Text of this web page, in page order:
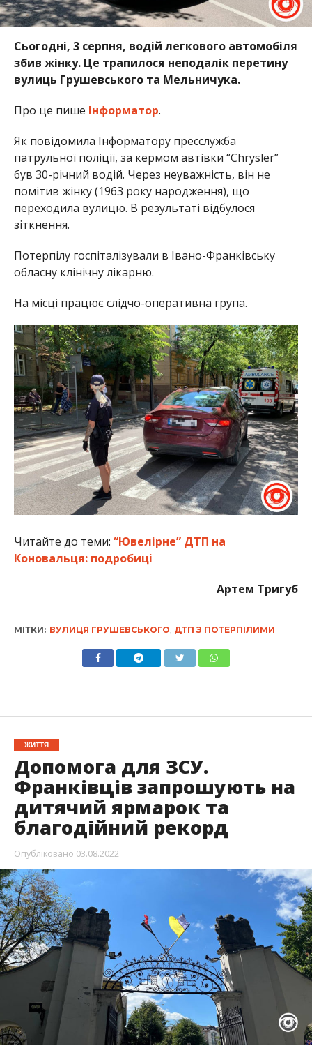
Сьогодні, 3 серпня, водій легкового автомобіля
збив жінку. Це трапилося неподалік перетину
вулиць Грушевського та Мельничука.
Про це пише Інформатор.
Як повідомила Інформатору пресслужба
патрульної поліції, за кермом автівки “Chrysler”
був 30-річний водій. Через неуважність, він не
помітив жінку (1963 року народження), що
переходила вулицю. В результаті відбулося
зіткнення.
Потерпілу госпіталізували в Івано-Франківську
обласну клінічну лікарню.
На місці працює слідчо-оперативна група.
Читайте до теми: “Ювелірне” ДТП на
Коновальця: подробиці
Артем Тригуб
МІТКИ: ВУЛИЦЯ ГРУШЕВСЬКОГО ДТП З ПОТЕРПІЛИМИ
ЖИТТЯ
Допомога для ЗСУ.
Франківців запрошують на
дитячий ярмарок та
благодійний рекорд
Опубліковано 03.08.2022